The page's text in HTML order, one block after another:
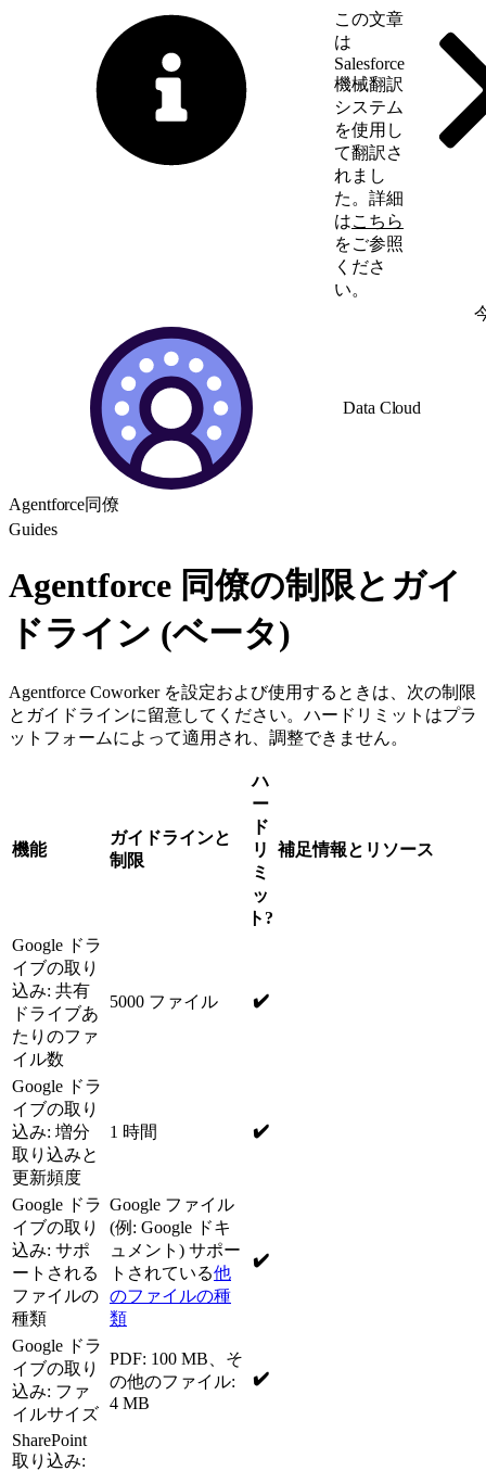
この文章
は
Salesforce
機械翻訳
システム
を使用し
て翻訳さ
れまし
た。詳細
はこちら
をご参照
くださ
い。
Data Cloud
Agentforce同僚
Guides
Agentforce 同僚の制限とガイ
ドライン (ベータ)
Agentforce Coworker を設定および使用するときは、次の制限
とガイドラインに留意してください。ハードリミットはプラ
ットフォームによって適用され、調整できません。
機能
ガイドラインと
制限
ハ
ー
ド
リ
ミ
ッ
ト?
補足情報とリソース
Google ドラ
イブの取り
込み: 共有
ドライブあ
たりのファ
イル数
5000 ファイル ✔️
Google ドラ
イブの取り
込み: 増分
取り込みと
更新頻度
1 時間 ✔️
Google ドラ
イブの取り
込み: サポ
ートされる
ファイルの
種類
Google ファイル
(例: Google ドキ
ュメント) サポー
トされている他
のファイルの種
類
✔️
Google ドラ
イブの取り
込み: ファ
イルサイズ
PDF: 100 MB、そ
の他のファイル:
4 MB
✔️
SharePoint
取り込み: